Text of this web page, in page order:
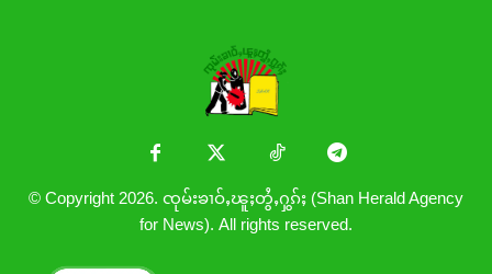
© Copyright 2026. ၸုမ်းၶၢဝ်ႇၽူႈတွႆႇႁွၵ်ႈ (Shan Herald Agency
for News). All rights reserved.